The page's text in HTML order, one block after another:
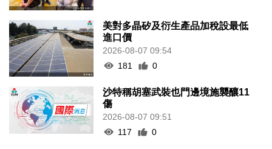
美對多晶矽及衍生產品加稅設最低
進口價
2026-08-07 09:54
181
0
沙特稱胡塞武裝也門邊境施襲釀11
傷
2026-08-07 09:51
117
0